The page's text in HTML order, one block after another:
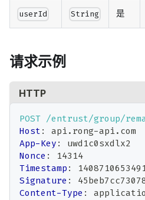
userId String 是
请求示例
HTTP
POST /entrust/group/
Host :
api.rong-api.com
App-Key :
uwd1c0sxdlx2
Nonce :
14314
Timestamp :
Signature :
Content-Type :